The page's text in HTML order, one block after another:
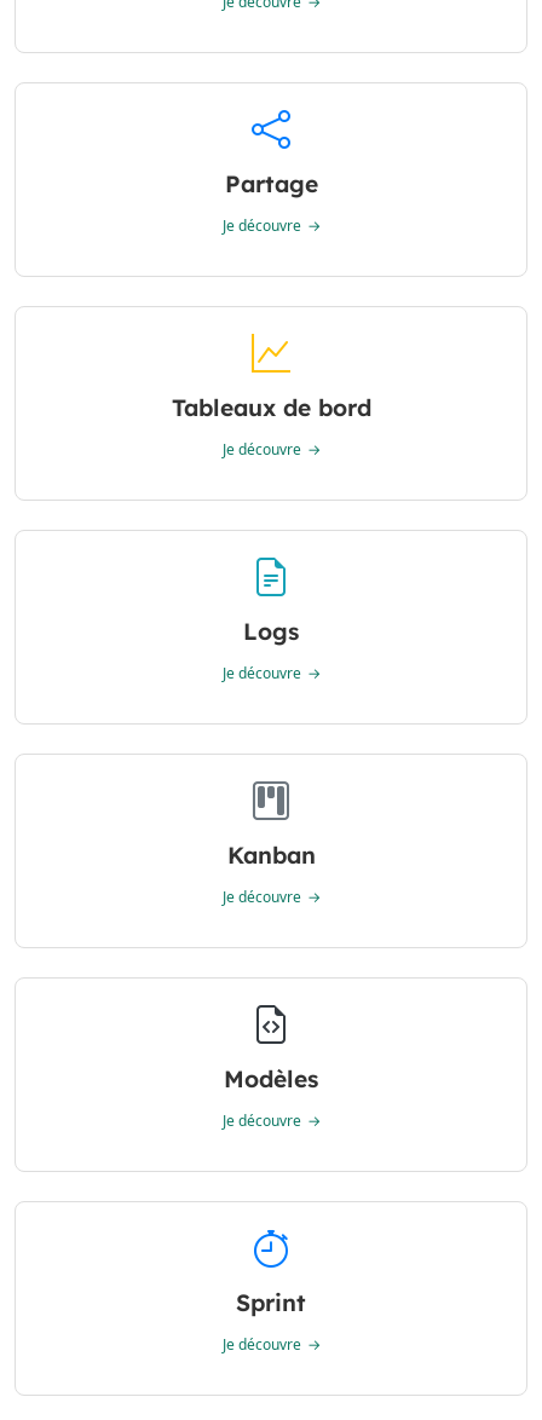
Partage
Je découvre
Tableaux de bord
Je découvre
Logs
Je découvre
Kanban
Je découvre
Modèles
Je découvre
Sprint
Je découvre